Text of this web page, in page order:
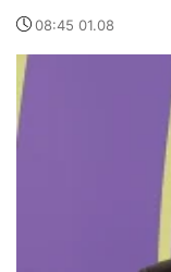
08:45 01.08